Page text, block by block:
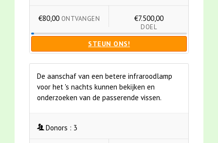
€80,00 ONTVANGEN €7.500,00
DOEL
STEUN ONS!
De aanschaf van een betere infraroodlamp
voor het 's nachts kunnen bekijken en
onderzoeken van de passerende vissen.
Donors : 3